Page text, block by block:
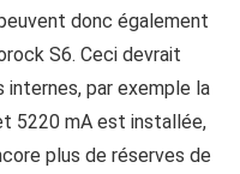
donc également
S6. Ceci devrait
internes, par exemple la
5220 mA est installée,
plus de réserves de